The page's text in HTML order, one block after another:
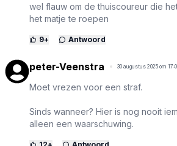
wel flauw om de thuiscoureur die
het matje te roepen
9+ Antwoord
peter-Veenstra 30 augustus 2025 om
Moet vrezen voor een straf.
Sinds wanneer? Hier is nog nooit
alleen een waarschuwing.